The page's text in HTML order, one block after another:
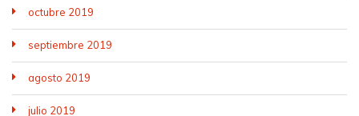
octubre 2019
septiembre 2019
agosto 2019
julio 2019